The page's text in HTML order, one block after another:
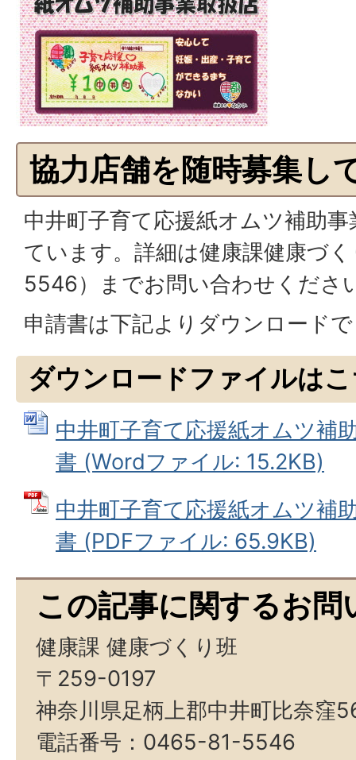
協力店舗を随時募集し
中井町子育て応援紙オムツ補助
ています。詳細は健康課健康づ
5546）までお問い合わせくださ
申請書は下記よりダウンロード
ダウンロードファイルは
中井町子育て応援紙オムツ補
書 (Wordファイル: 15.2KB)
中井町子育て応援紙オムツ補
書 (PDFファイル: 65.9KB)
この記事に関するお問
健康課 健康づくり班
〒259-0197
神奈川県足柄上郡中井町比奈窪
電話番号：0465-81-5546